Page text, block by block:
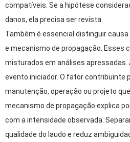
compatíveis. Se a hipótese
danos, ela precisa ser revista.
Também é essencial distinguir
e mecanismo de propagação. Esses
misturados em análises apressadas.
evento iniciador. O fator contribuinte
manutenção, operação ou projeto
mecanismo de propagação explica
com a intensidade observada.
qualidade do laudo e reduz